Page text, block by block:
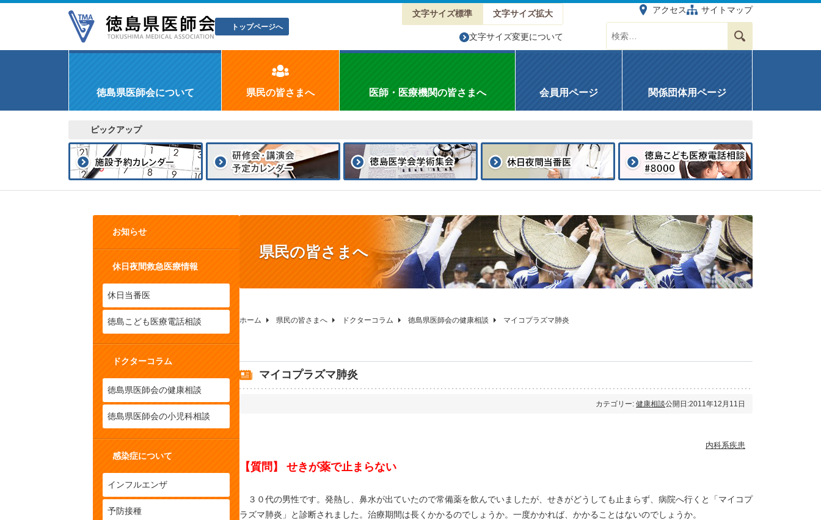
トップページへ
文字サイズ標準 文字サイズ拡大
文字サイズ変更について
アクセス
サイトマップ
徳島県医師会について 県民の皆さまへ 医師・医療機関の皆さまへ 会員用ページ 関係団体用ページ
ピックアップ
県民の皆さまへ
ホーム 県民の皆さまへ ドクターコラム 徳島県医師会の健康相談 マイコプラズマ肺炎
マイコプラズマ肺炎
カテゴリー: 健康相談公開日:2011年12月11日
内科系疾患
【質問】 せきが薬で止まらない
３０代の男性です。発熱し、鼻水が出ていたので常備薬を飲んでいましたが、せきがどうしても止まらず、病院へ行くと「マイコプ
ラズマ肺炎」と診断されました。治療期間は長くかかるのでしょうか。一度かかれば、かかることはないのでしょうか。
お知らせ
休日夜間救急医療情報
休日当番医
徳島こども医療電話相談
ドクターコラム
徳島県医師会の健康相談
徳島県医師会の小児科相談
感染症について
インフルエンザ
予防接種